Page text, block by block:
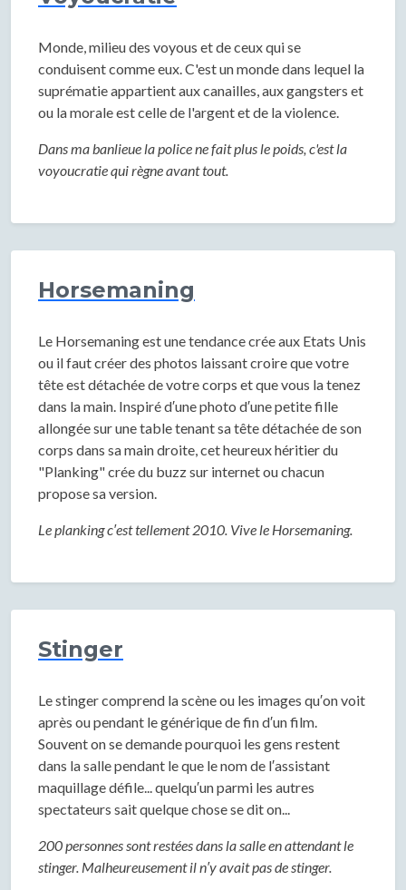
Monde, milieu des voyous et de ceux qui se
conduisent comme eux. C'est un monde dans lequel la
suprématie appartient aux canailles, aux gangsters et
ou la morale est celle de l'argent et de la violence.
Dans ma banlieue la police ne fait plus le poids, c'est la
voyoucratie qui règne avant tout.
Horsemaning
Le Horsemaning est une tendance crée aux Etats Unis
ou il faut créer des photos laissant croire que votre
tête est détachée de votre corps et que vous la tenez
dans la main. Inspiré d′une photo d′une petite fille
allongée sur une table tenant sa tête détachée de son
corps dans sa main droite, cet heureux héritier du
"Planking" crée du buzz sur internet ou chacun
propose sa version.
Le planking c′est tellement 2010. Vive le Horsemaning.
Stinger
Le stinger comprend la scène ou les images qu′on voit
après ou pendant le générique de fin d′un film.
Souvent on se demande pourquoi les gens restent
dans la salle pendant le que le nom de l′assistant
maquillage défile... quelqu′un parmi les autres
spectateurs sait quelque chose se dit on...
200 personnes sont restées dans la salle en attendant le
stinger. Malheureusement il n′y avait pas de stinger.